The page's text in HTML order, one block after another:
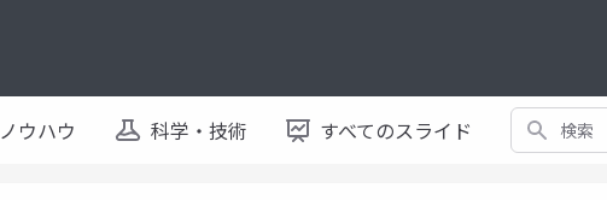
ノウハウ 科学・技術 すべてのスライド 検索